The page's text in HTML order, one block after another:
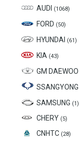
AUDI (1068)
FORD (50)
HYUNDAI (61)
KIA (43)
GM DAEWOO
SSANGYONG
SAMSUNG (1)
CHERY (5)
CNHTC (28)